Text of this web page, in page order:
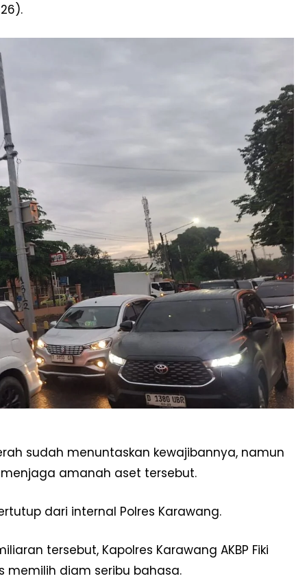
sudah menuntaskan kewajibannya, namun
amanah aset tersebut.
dari internal Polres Karawang.
tersebut, Kapolres Karawang AKBP Fiki
memilih diam seribu bahasa.